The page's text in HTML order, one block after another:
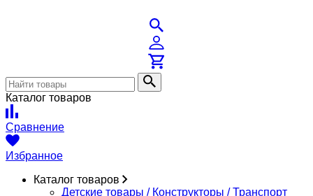
Каталог товаров
Сравнение
Избранное
Каталог товаров
Детские товары / Конструкторы / Транспорт